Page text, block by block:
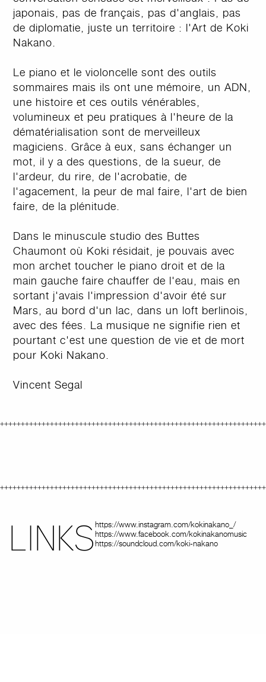
japonais, pas de français, pas d'anglais, pas
de diplomatie, juste un territoire : l'Art de Koki
Nakano.
Le piano et le violoncelle sont des outils
sommaires mais ils ont une mémoire, un ADN,
une histoire et ces outils vénérables,
volumineux et peu pratiques à l'heure de la
dématérialisation sont de merveilleux
magiciens. Grâce à eux, sans échanger un
mot, il y a des questions, de la sueur, de
l'ardeur, du rire, de l'acrobatie, de
l'agacement, la peur de mal faire, l'art de bien
faire, de la plénitude.
Dans le minuscule studio des Buttes
Chaumont où Koki résidait, je pouvais avec
mon archet toucher le piano droit et de la
main gauche faire chauffer de l'eau, mais en
sortant j'avais l'impression d'avoir été sur
Mars, au bord d'un lac, dans un loft berlinois,
avec des fées. La musique ne signifie rien et
pourtant c'est une question de vie et de mort
pour Koki Nakano.
Vincent Segal
LINKShttps://www.instagram.com/kokinakano_/
https://www.facebook.com/kokinakanomusic
https://soundcloud.com/koki-nakano